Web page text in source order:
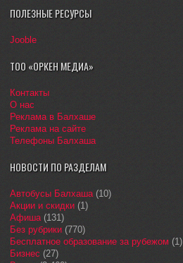
ПОЛЕЗНЫЕ РЕСУРСЫ
Jooble
ТОО «ОРКЕН МЕДИА»
Контакты
О нас
Реклама в Балхаше
Реклама на сайте
Телефоны Балхаша
НОВОСТИ ПО РАЗДЕЛАМ
Автобусы Балхаша(10)
Акции и скидки (1)
Афиша(131)
Без рубрики (770)
Бесплатное образование за рубежом (1)
Бизнес (27)